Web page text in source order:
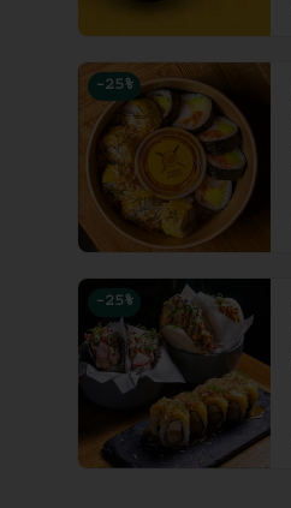
-25 %
-25 %